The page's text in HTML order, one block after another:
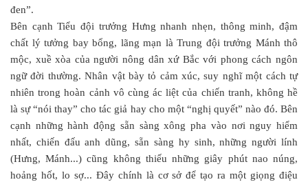
đen”.
Bên cạnh Tiểu đội trưởng Hưng nhanh nhẹn, thông minh, đậm
chất lý tưởng bay bổng, lãng mạn là Trung đội trưởng Mánh thô
mộc, xuề xòa của người nông dân xứ Bắc với phong cách ngôn
ngữ đời thường. Nhân vật bày tỏ cảm xúc, suy nghĩ một cách tự
nhiên trong hoàn cảnh vô cùng ác liệt của chiến tranh, không hề
là sự “nói thay” cho tác giả hay cho một “nghị quyết” nào đó. Bên
cạnh những hành động sẵn sàng xông pha vào nơi nguy hiểm
nhất, chiến đấu anh dũng, sẵn sàng hy sinh, những người lính
(Hưng, Mánh...) cũng không thiếu những giây phút nao núng,
hoảng hốt, lo sợ... Đây chính là cơ sở để tạo ra một giọng điệu